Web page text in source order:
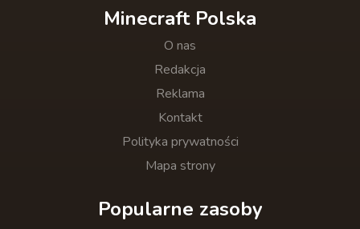
Minecraft Polska
O nas
Redakcja
Reklama
Kontakt
Polityka prywatności
Mapa strony
Popularne zasoby